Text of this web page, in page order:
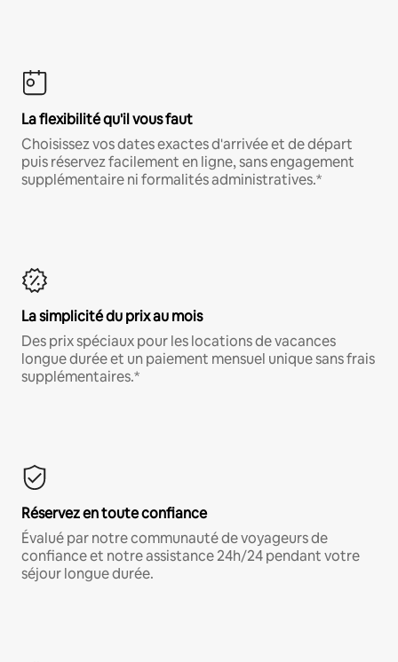
La flexibilité qu'il vous faut
Choisissez vos dates exactes d'arrivée et de départ
puis réservez facilement en ligne, sans engagement
supplémentaire ni formalités administratives.*
La simplicité du prix au mois
Des prix spéciaux pour les locations de vacances
longue durée et un paiement mensuel unique sans frais
supplémentaires.*
Réservez en toute confiance
Évalué par notre communauté de voyageurs de
confiance et notre assistance 24h/24 pendant votre
séjour longue durée.